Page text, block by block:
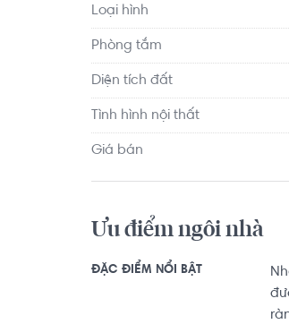
hàng tiện lợi, bến xe miền
Loại hình
Phòng tắm
Diện tích đất
Tình hình nội thất
Giá bán
Ưu điểm ngôi nhà
ĐẶC ĐIỂM NỔI BẬT